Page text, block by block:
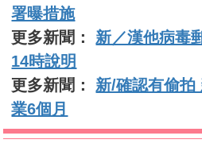
署曝措施
更多新聞：新／漢他病毒
14時說明
更多新聞：新/確認有偷拍
業6個月